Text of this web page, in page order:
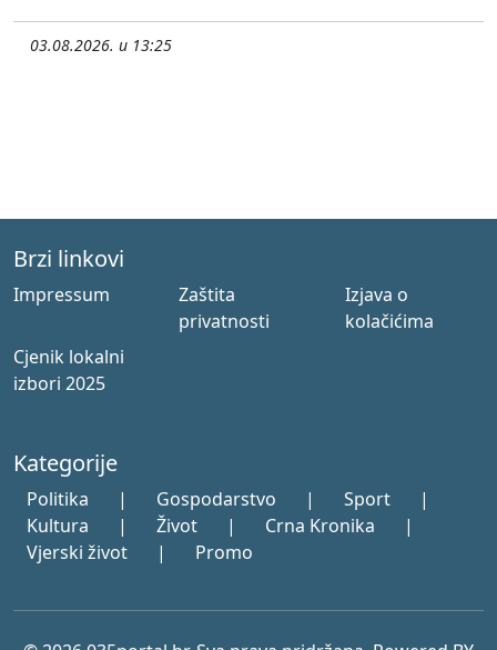
03.08.2026. u 13:25
Brzi linkovi
Impressum
Zaštita
privatnosti
Izjava o
kolačićima
Cjenik lokalni
izbori 2025
Kategorije
Politika | Gospodarstvo | Sport
|
Kultura
| Život | Crna Kronika
|
Vjerski život
| Promo